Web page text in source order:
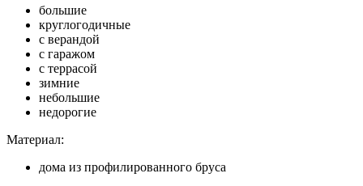
большие
круглогодичные
с верандой
с гаражом
с террасой
зимние
небольшие
недорогие
Материал:
дома из профилированного бруса